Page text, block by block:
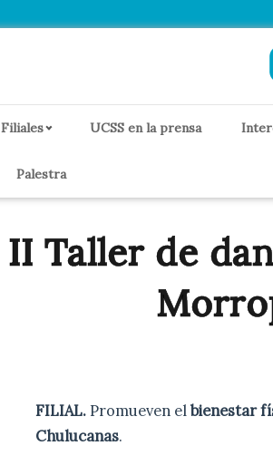
Filiales UCSS en la prensa
Palestra
II Taller de
FILIAL. Promueven elbienestar
Chulucanas.